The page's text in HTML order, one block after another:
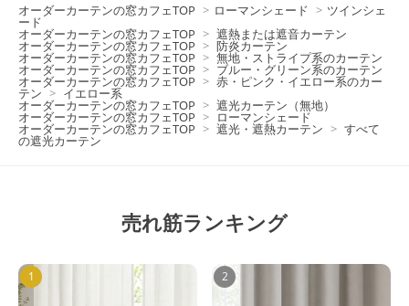
オーダーカーテンの窓カフェTOP > ローマンシェード > ツインシェ
ード
オーダーカーテンの窓カフェTOP > 遮熱または遮音カーテン
オーダーカーテンの窓カフェTOP > 防炎カーテン
オーダーカーテンの窓カフェTOP > 無地・ストライプ系のカーテン
オーダーカーテンの窓カフェTOP > ブルー・グリーン系のカーテン
オーダーカーテンの窓カフェTOP > 赤・ピンク・イエロー系のカー
テン > イエロー系
オーダーカーテンの窓カフェTOP > 遮光カーテン（無地）
オーダーカーテンの窓カフェTOP > ローマンシェード
オーダーカーテンの窓カフェTOP > 遮光・遮熱カーテン > すべて
の遮光カーテン
売れ筋ランキング
1 2